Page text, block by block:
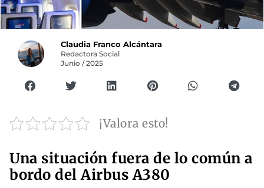
Claudia Franco Alcántara
Redactora Social
Junio / 2025
¡Valora esto!
Una situación fuera de lo común a
bordo del Airbus A380